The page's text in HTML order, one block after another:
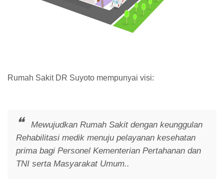
Rumah Sakit DR Suyoto mempunyai visi:
Mewujudkan Rumah Sakit dengan keunggulan
Rehabilitasi medik menuju pelayanan kesehatan
prima bagi Personel Kementerian Pertahanan dan
TNI serta Masyarakat Umum..